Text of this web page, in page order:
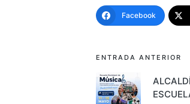
Facebook
Navegación
de
ENTRADA ANTERIOR